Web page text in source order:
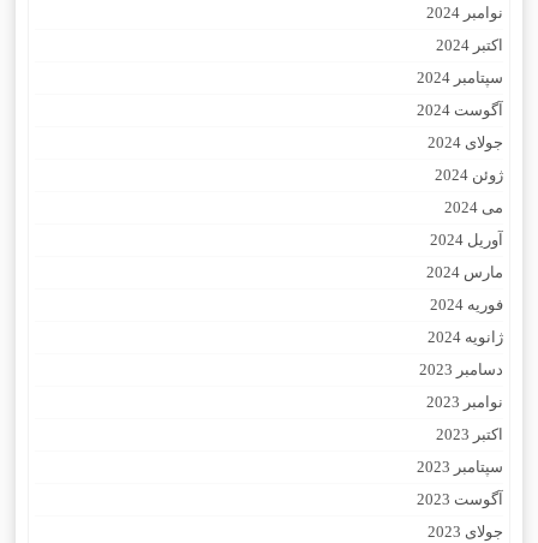
نوامبر 2024
اکتبر 2024
سپتامبر 2024
آگوست 2024
جولای 2024
ژوئن 2024
می 2024
آوریل 2024
مارس 2024
فوریه 2024
ژانویه 2024
دسامبر 2023
نوامبر 2023
اکتبر 2023
سپتامبر 2023
آگوست 2023
جولای 2023